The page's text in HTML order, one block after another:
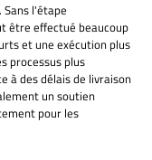
. Sans l'étape
être effectué beaucoup
et une exécution plus
processus plus
à des délais de livraison
un soutien
pour les